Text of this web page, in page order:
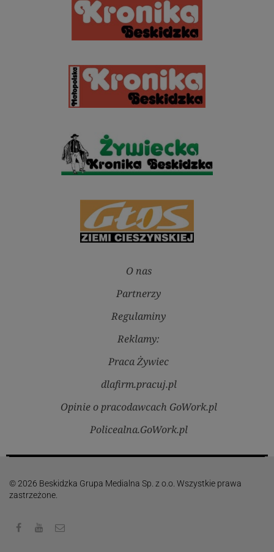
O nas
Partnerzy
Regulaminy
Reklamy:
Praca Żywiec
dlafirm.pracuj.pl
Opinie o pracodawcach GoWork.pl
Policealna.GoWork.pl
© 2026 Beskidzka Grupa Medialna Sp. z o.o. Wszystkie prawa
zastrzeżone.